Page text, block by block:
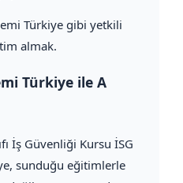
Türkiye gibi yetkili
almak.
Türkiye ile A
İş Güvenliği Kursu İSG
sunduğu eğitimlerle